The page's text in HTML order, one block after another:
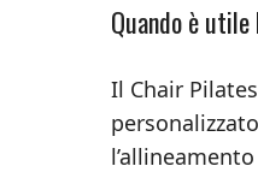
Quando è
Il Chair